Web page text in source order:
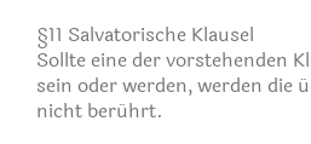
§11 Salvatorische Klausel
Sollte eine der vorstehenden
sein oder werden, werden die
nicht berührt.